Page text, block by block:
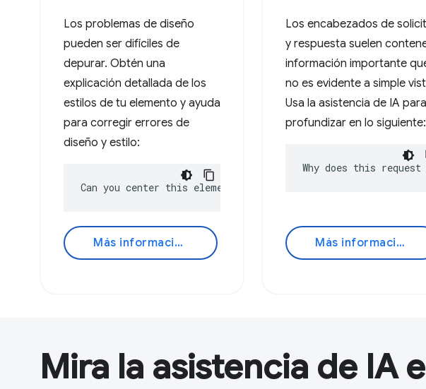
Los problemas de diseño
pueden ser difíciles de
depurar. Obtén una
explicación detallada de los
estilos de tu elemento y ayuda
para corregir errores de
diseño y estilo:
Can you center this element?
Más información
Los encabezados de
y respuesta suelen
información importante
no es evidente a simple
Usa la asistencia de IA para
profundizar en lo siguiente:
Why does this request
Más información
Mira la asistencia de IA